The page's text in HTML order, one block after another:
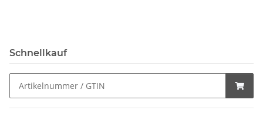
Schnellkauf